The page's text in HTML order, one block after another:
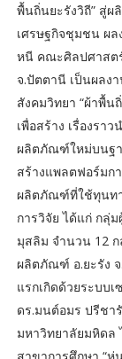
พื้นถิ่นยะรังวิถี” สู่ผ
เศรษฐกิจชุมชน ผ
หนี คณะศิลปศาสต
จ.ปัตตานี เป็นผลง
สังคมวิทยา “ผ้าพื้
เพื่อสร้าง เรื่องรา
ผลิตภัณฑ์ใหม่บนฐ
สร้างแพลตฟอร์มก
ผลิตภัณฑ์ที่ใช้ทุนท
การวิจัย ได้แก่ กลุ่
มุสลิม จำนวน 12
ผลิตภัณฑ์ อ.ยะรัง
แรกเกิดด้วยระบบ
ดร.มนต์อมร ปรีชา
มหาวิทยาลัยมหิดล